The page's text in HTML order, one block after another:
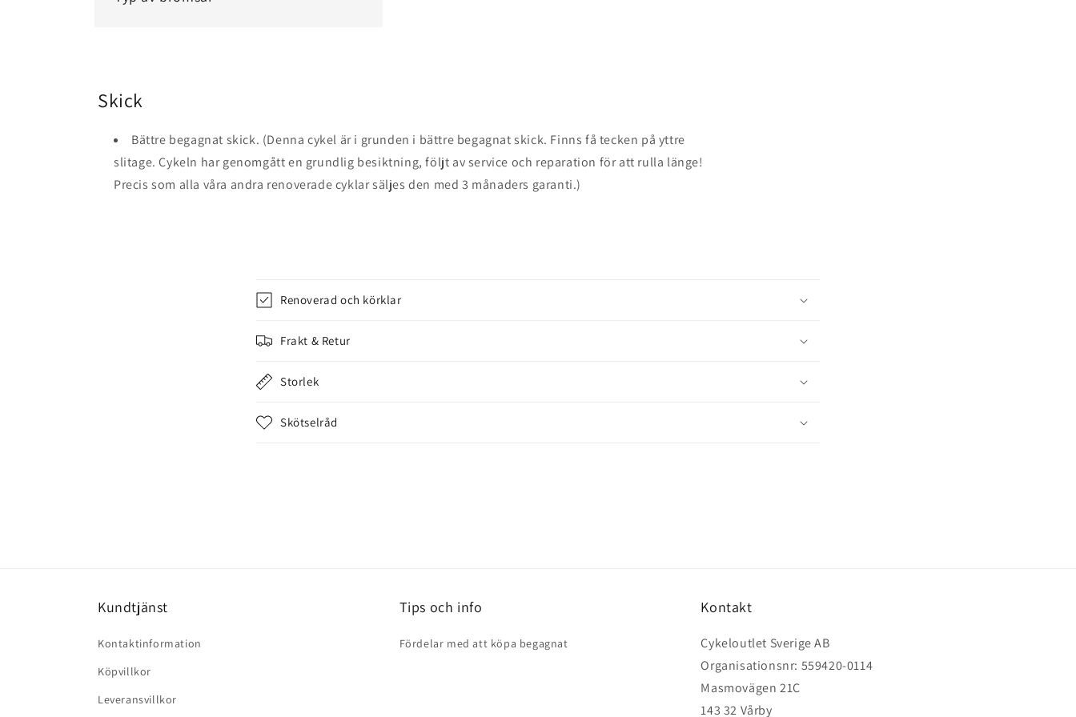
Skick
Bättre begagnat skick. (Denna cykel är i grunden i bättre begagnat skick. Finns få tecken på yttre
slitage. Cykeln har genomgått en grundlig besiktning, följt av service och reparation för att rulla länge!
Precis som alla våra andra renoverade cyklar säljes den med 3 månaders garanti.)
I
n
n
h
å
Renoverad och körklar
Frakt & Retur
Storlek
Skötselråd
Kundtjänst
Kontaktinformation
Köpvillkor
Leveransvillkor
Tips och info
Fördelar med att köpa begagnat
Kontakt
Cykeloutlet Sverige AB
Organisationsnr: 559420-0114
Masmovägen 21C
143 32 Vårby